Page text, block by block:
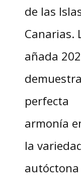
de las
Canarias.
añada
perfecta
armonía
la
autóctona